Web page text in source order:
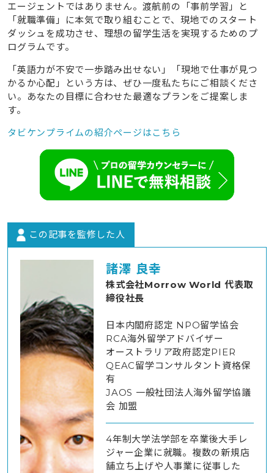
エージェントではありません。渡航前の「事前学習」と
「就職準備」に本気で取り組むことで、現地でのスタート
ダッシュを成功させ、理想の留学生活を実現するためのプ
ログラムです。
「英語力が不安で一歩踏み出せない」「現地で仕事が見つ
かるか心配」という方は、ぜひ一度私たちにご相談くださ
い。あなたの目標に合わせた最適なプランをご提案しま
す。
タビケンプライムの紹介ページはこちら
この記事を監修した人
諸澤 良幸
株式会社Morrow World 代表取
締役社長
日本内閣府認定 NPO留学協会
RCA海外留学アドバイザー
オーストラリア政府認定PIER
QEAC留学コンサルタント資格保
有
JAOS 一般社団法人海外留学協議
会 加盟
4年制大学法学部を卒業後大手レ
ジャー企業に就職。複数の新規店
舗立ち上げや人事業に従事した